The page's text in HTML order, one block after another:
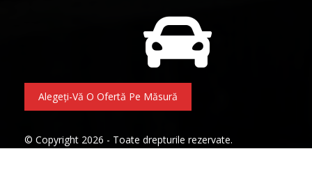
Alegeți-Vă O Ofertă Pe Măsură
© Copyright 2026 - Toate drepturile rezervate.